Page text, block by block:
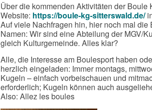
Über die kommenden Aktivitäten der
Website: https://boule-kg-sitterswald.de/
Auf viele Nachfragen hin, hier noch mal die
Namen: Wir sind eine Abteilung der MGV/
gleich Kulturgemeinde. Alles klar?
Alle, die Interesse am Boulesport haben
herzlich eingeladen: Immer montags,
Kugeln – einfach vorbeischauen und
erforderlich; Kugeln können auch
Also: Allez les boules